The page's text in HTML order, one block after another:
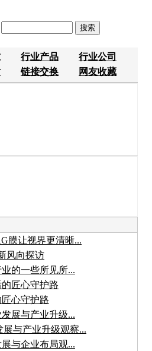
行业产品
行业公司
链接交换 网友收藏
膜让视界更清晰...
风向探访
的一些所见所...
的匠心守护路
匠心守护路
展与产业升级...
展与产业升级观察...
与企业布局观...